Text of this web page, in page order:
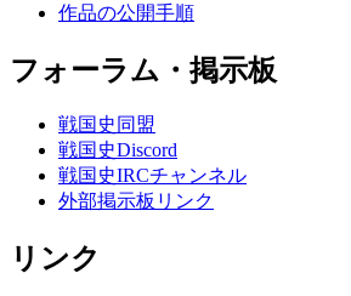
作品の公開手順
フォーラム・掲示板
戦国史同盟
戦国史Discord
戦国史IRCチャンネル
外部掲示板リンク
リンク